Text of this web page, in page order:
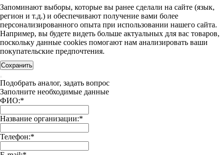
Запоминают выборы, которые вы ранее сделали на сайте (язык,
регион и т.д.) и обеспечивают получение вами более
персонализированного опыта при использовании нашего сайта.
Например, вы будете видеть больше актуальных для вас товаров,
поскольку данные cookies помогают нам анализировать ваши
покупательские предпочтения.
Сохранить
Подобрать аналог, задать вопрос
Заполните необходимые данные
ФИО:*
Название организации:*
Телефон:*